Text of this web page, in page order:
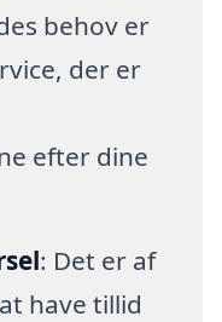
behov er
der er
efter dine
: Det er af
have tillid